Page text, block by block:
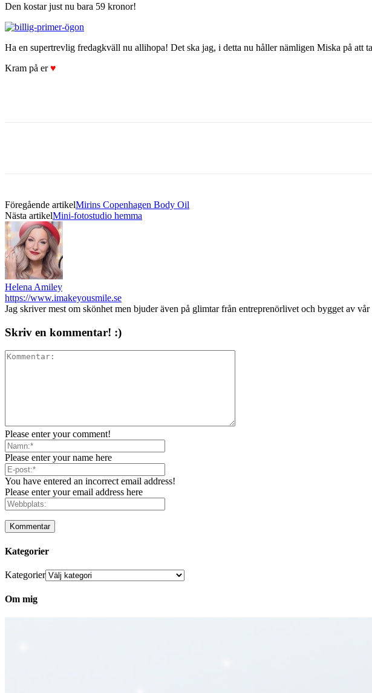
Den kostar just nu bara 59 kronor!
Ha en supertrevlig fredagkväll nu allihopa! Det ska jag, i detta nu håller nämligen Miska på att
Kram på er♥
Föregående artikelMirins Copenhagen Body Oil
Nästa artikelMini-fotostudio hemma
Helena Amiley
https://www.imakeyousmile.se
Jag skriver mest om skönhet men bjuder även på glimtar från entreprenörlivet och bygget av
Skriv en kommentar! :)
Please enter your comment!
Please enter your name here
You have entered an incorrect email address!
Please enter your email address here
Kategorier
Kategorier
Om mig